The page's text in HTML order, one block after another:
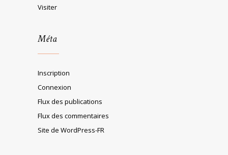
Visiter
Méta
Inscription
Connexion
Flux des publications
Flux des commentaires
Site de WordPress-FR